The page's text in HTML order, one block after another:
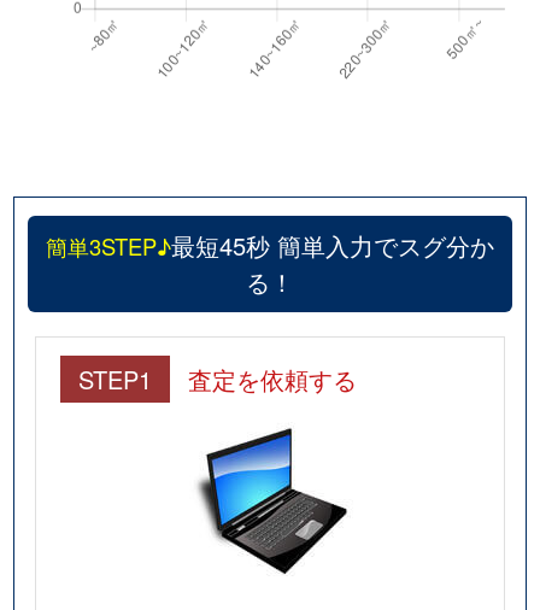
簡単3STEP♪最短45秒 簡単入力でスグ分か
る！
STEP1 査定を依頼する